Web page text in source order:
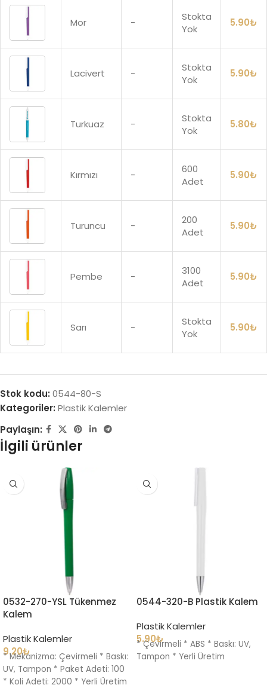
Mor -
Stokta
Yok
5.90₺
Lacivert -
Stokta
Yok
5.90₺
Turkuaz -
Stokta
Yok
5.80₺
Kırmızı -
600
Adet
5.90₺
Turuncu -
200
Adet
5.90₺
Pembe -
3100
Adet
5.90₺
Sarı -
Stokta
Yok
5.90₺
Stok kodu: 0544-80-S
Kategoriler: Plastik Kalemler
Paylaşın:
İlgili ürünler
0532-270-YSL Tükenmez
Kalem
Plastik Kalemler
9.20₺
* Mekanizma: Çevirmeli * Baskı:
UV, Tampon * Paket Adeti: 100
* Koli Adeti: 2000 * Yerli Üretim
0544-320-B Plastik Kalem
Plastik Kalemler
5.90₺
* Çevirmeli * ABS * Baskı: UV,
Tampon * Yerli Üretim